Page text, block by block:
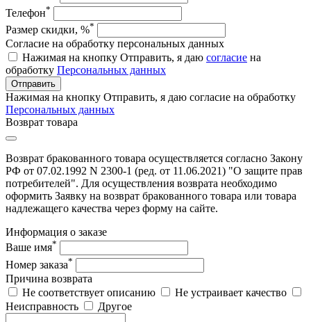
Телефон*
Размер скидки, %*
Согласие на обработку персональных данных
Нажимая на кнопку Отправить, я даю согласие на
обработку Персональных данных
Отправить
Нажимая на кнопку Отправить, я даю согласие на обработку
Персональных данных
Возврат товара
Возврат бракованного товара осуществляется согласно Закону
РФ от 07.02.1992 N 2300-1 (ред. от 11.06.2021) "О защите прав
потребителей". Для осуществления возврата необходимо
оформить Заявку на возврат бракованного товара или товара
надлежащего качества через форму на сайте.
Информация о заказе
Ваше имя*
Номер заказа*
Причина возврата
Не соответствует описанию
Не устраивает качество
Неисправность
Другое